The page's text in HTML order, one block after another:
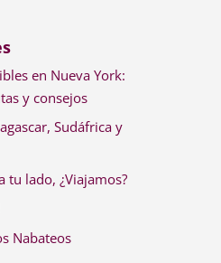
en Nueva York:
y consejos
Sudáfrica y
tu lado, ¿Viajamos?
Nabateos